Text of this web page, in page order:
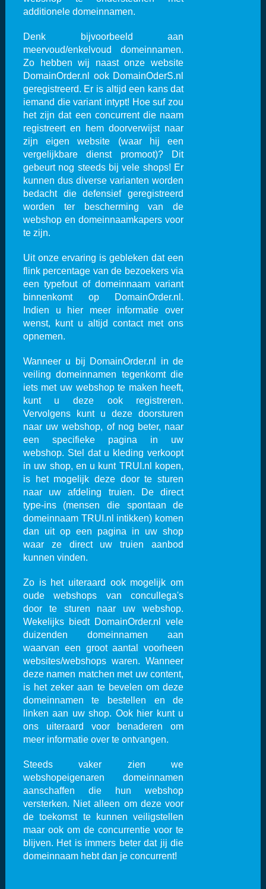
additionele domeinnamen.
Denk bijvoorbeeld aan
meervoud/enkelvoud domeinnamen.
Zo hebben wij naast onze website
DomainOrder.nl ook DomainOderS.nl
geregistreerd. Er is altijd een kans dat
iemand die variant intypt! Hoe suf zou
het zijn dat een concurrent die naam
registreert en hem doorverwijst naar
zijn eigen website (waar hij een
vergelijkbare dienst promoot)? Dit
gebeurt nog steeds bij vele shops! Er
kunnen dus diverse varianten worden
bedacht die defensief geregistreerd
worden ter bescherming van de
webshop en domeinnaamkapers voor
te zijn.
Uit onze ervaring is gebleken dat een
flink percentage van de bezoekers via
een typefout of domeinnaam variant
binnenkomt op DomainOrder.nl.
Indien u hier meer informatie over
wenst, kunt u altijd contact met ons
opnemen.
Wanneer u bij DomainOrder.nl in de
veiling domeinnamen tegenkomt die
iets met uw webshop te maken heeft,
kunt u deze ook registreren.
Vervolgens kunt u deze doorsturen
naar uw webshop, of nog beter, naar
een specifieke pagina in uw
webshop. Stel dat u kleding verkoopt
in uw shop, en u kunt TRUI.nl kopen,
is het mogelijk deze door te sturen
naar uw afdeling truien. De direct
type-ins (mensen die spontaan de
domeinnaam TRUI.nl intikken) komen
dan uit op een pagina in uw shop
waar ze direct uw truien aanbod
kunnen vinden.
Zo is het uiteraard ook mogelijk om
oude webshops van concullega's
door te sturen naar uw webshop.
Wekelijks biedt DomainOrder.nl vele
duizenden domeinnamen aan
waarvan een groot aantal voorheen
websites/webshops waren. Wanneer
deze namen matchen met uw content,
is het zeker aan te bevelen om deze
domeinnamen te bestellen en de
linken aan uw shop. Ook hier kunt u
ons uiteraard voor benaderen om
meer informatie over te ontvangen.
Steeds vaker zien we
webshopeigenaren domeinnamen
aanschaffen die hun webshop
versterken. Niet alleen om deze voor
de toekomst te kunnen veiligstellen
maar ook om de concurrentie voor te
blijven. Het is immers beter dat jij die
domeinnaam hebt dan je concurrent!